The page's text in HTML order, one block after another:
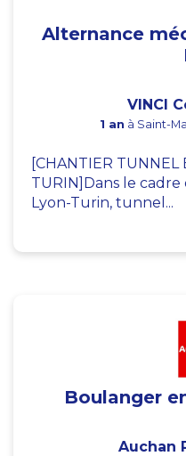
Alternance
VINCI
1 an à Saint-
[CHANTIER TUNNEL
TURIN]Dans le
Lyon-Turin, tunnel...
Boulanger
Auchan